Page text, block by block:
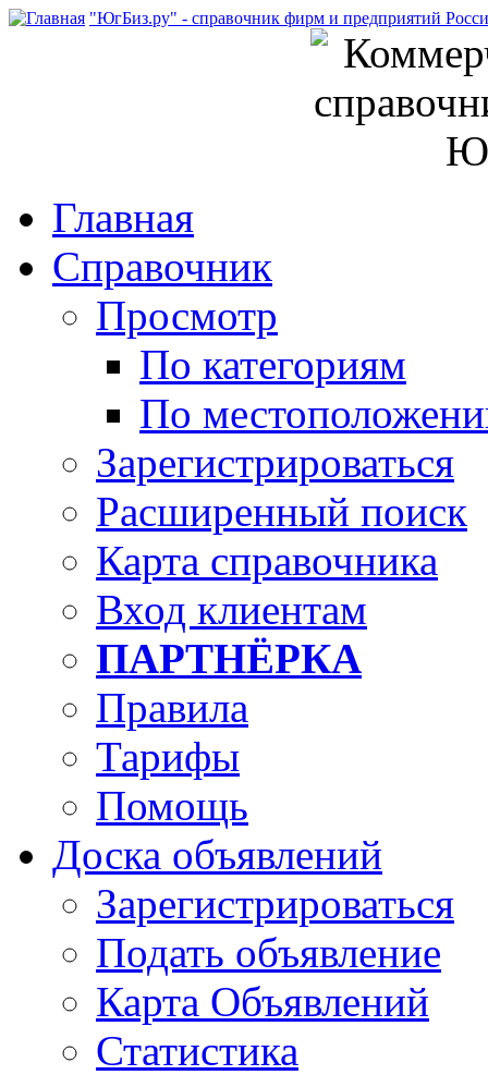
"ЮгБиз.ру" - справочник фирм и предприятий
Главная
Справочник
Просмотр
По категориям
По
Зарегистрироваться
Расширенный поиск
Карта справочника
Вход клиентам
ПАРТНЁРКА
Правила
Тарифы
Помощь
Доска объявлений
Зарегистрироваться
Подать объявление
Карта Объявлений
Статистика